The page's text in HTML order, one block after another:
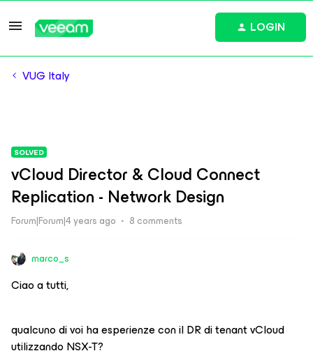
LOGIN
VUG Italy
SOLVED
vCloud Director & Cloud Connect
Replication - Network Design
Forum|Forum|4 years ago 8 comments
marco_s
Ciao a tutti,
qualcuno di voi ha esperienze con il DR di tenant vCloud
utilizzando NSX-T?